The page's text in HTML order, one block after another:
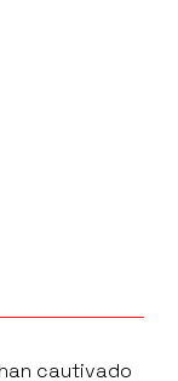
cautivado